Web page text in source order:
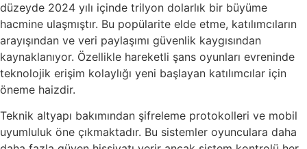
düzeyde 2024 yılı içinde trilyon dolarlık bir büyüme
hacmine ulaşmıştır. Bu popülarite elde etme, katılımcıların
arayışından ve veri paylaşımı güvenlik kaygısından
kaynaklanıyor. Özellikle hareketli şans oyunları evreninde
teknolojik erişim kolaylığı yeni başlayan katılımcılar için
öneme haizdir.
Teknik altyapı bakımından şifreleme protokolleri ve mobil
uyumluluk öne çıkmaktadır. Bu sistemler oyunculara daha